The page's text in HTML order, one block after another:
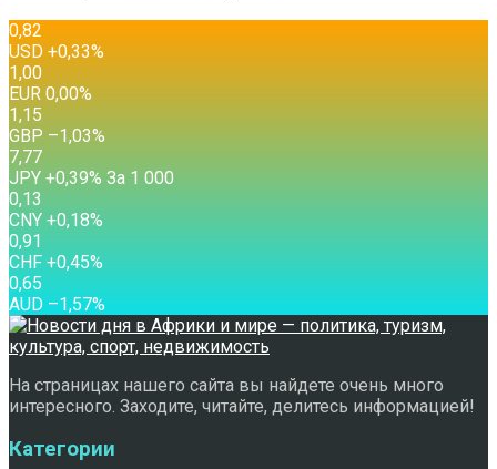
0,82
USD +0,33%
1,00
EUR 0,00%
1,15
GBP –1,03%
7,77
JPY +0,39% За 1 000
0,13
CNY +0,18%
0,91
CHF +0,45%
0,65
AUD –1,57%
На страницах нашего сайта вы найдете очень много
интересного. Заходите, читайте, делитесь информацией!
Категории